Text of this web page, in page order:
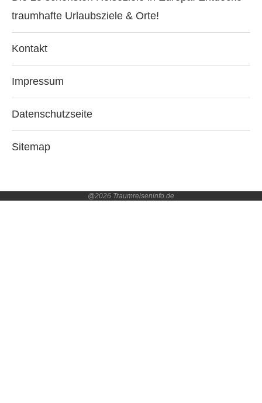
traumhafte Urlaubsziele & Orte!
Kontakt
Impressum
Datenschutzseite
Sitemap
@2026 Traumreiseninfo.de